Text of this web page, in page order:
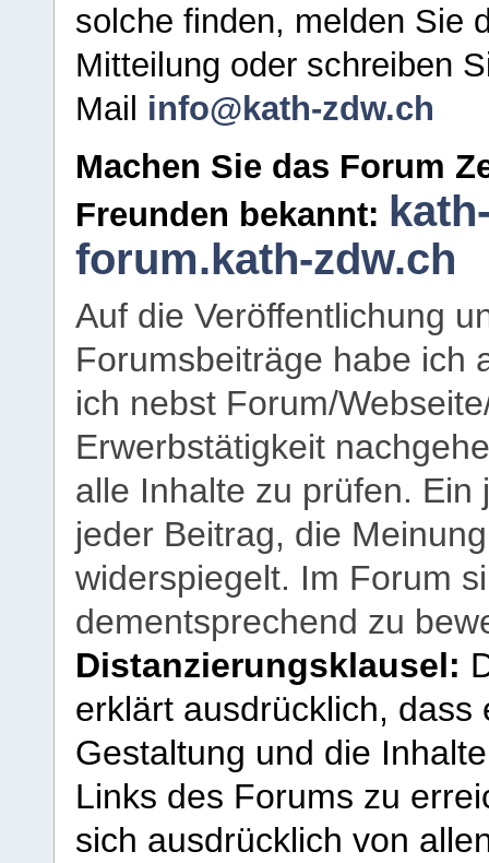
solche finden, melden Sie
Mitteilung oder schreiben
Mail info@kath-zdw.ch
Machen Sie das Forum
Freunden bekannt:
forum.kath-zdw.ch
Auf die Veröffentlichung
Forumsbeiträge habe ich
ich nebst Forum/
Erwerbstätigkeit
alle Inhalte zu prüfen.
jeder Beitrag, die
widerspiegelt. Im Forum
dementsprechend zu
Distanzierungsklausel:
erklärt ausdrücklich,
Gestaltung und die
Links des Forums zu
sich ausdrücklich von